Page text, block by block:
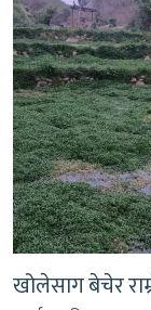
खोलेसाग बेचेर